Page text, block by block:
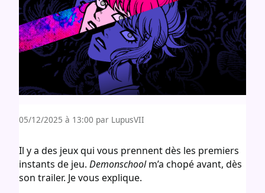
05/12/2025 à 13:00 par LupusVII
Il y a des jeux qui vous prennent dès les premiers
instants de jeu. Demonschoolm’a chopé avant, dès
son trailer. Je vous explique.